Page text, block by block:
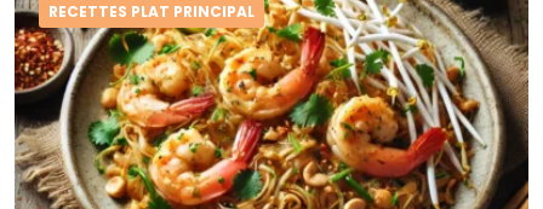
RECETTES PLAT PRINCIPAL